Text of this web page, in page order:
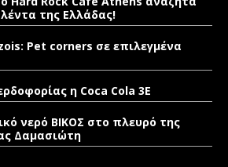
της Ελλάδας!
Pet corners σε επιλεγμένα
η Coca Cola 3E
νερό ΒΙΚΟΣ στο πλευρό της
Δαμασιώτη